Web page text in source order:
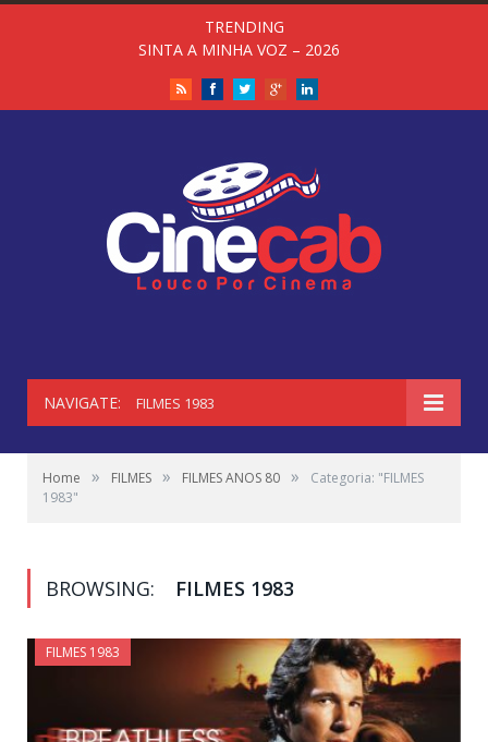
TRENDING
SINTA A MINHA VOZ – 2026
RSS FacebookTwitterGoogle+LinkedIn
NAVIGATE: FILMES 1983
Home » FILMES » FILMES ANOS 80 »
Categoria: "FILMES
1983"
BROWSING: FILMES 1983
FILMES 1983